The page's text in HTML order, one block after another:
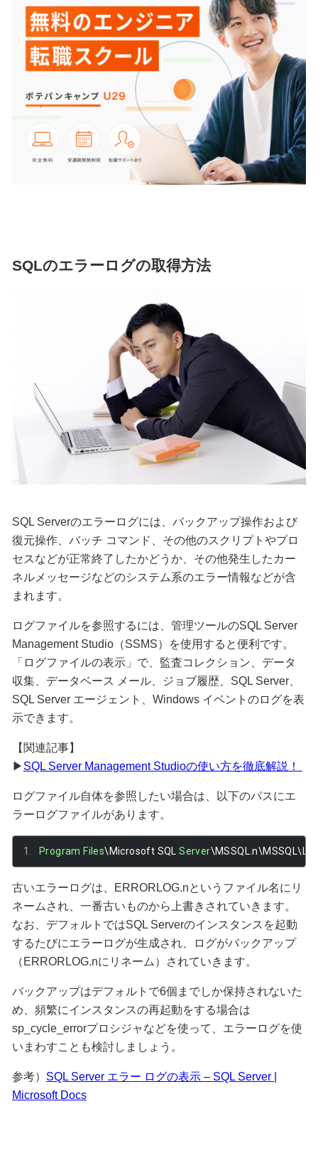
SQLのエラーログの取得方法
SQL Serverのエラーログには、バックアップ操作および
復元操作、バッチ コマンド、その他のスクリプトやプロ
セスなどが正常終了したかどうか、その他発生したカー
ネルメッセージなどのシステム系のエラー情報などが含
まれます。
ログファイルを参照するには、管理ツールのSQL Server
Management Studio（SSMS）を使用すると便利です。
「ログファイルの表示」で、監査コレクション、データ
収集、データベース メール、ジョブ履歴、SQL Server、
SQL Server エージェント、Windows イベントのログを表
示できます。
【関連記事】
▶ SQL Server Management Studioの使い方を徹底解説！
ログファイル自体を参照したい場合は、以下のパスにエ
ラーログファイルがあります。
Program Files\Microsoft SQL Server\MSSQL .
古いエラーログは、ERRORLOG.nというファイル名にリ
ネームされ、一番古いものから上書きされていきます。
なお、デフォルトではSQL Serverのインスタンスを起動
するたびにエラーログが生成され、ログがバックアップ
（ERRORLOG.nにリネーム）されていきます。
バックアップはデフォルトで6個までしか保持されないた
め、頻繁にインスタンスの再起動をする場合は
sp_cycle_errorプロシジャなどを使って、エラーログを使
いまわすことも検討しましょう。
参考） SQL Server エラー ログの表示 – SQL Server |
Microsoft Docs